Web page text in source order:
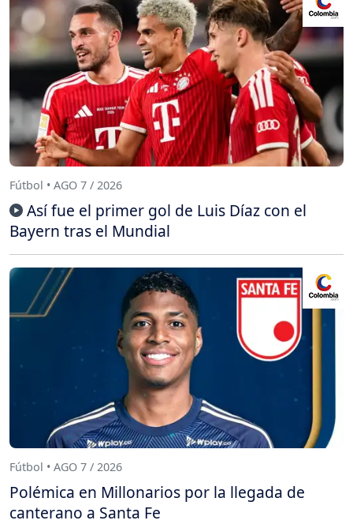
Fútbol • AGO 7 / 2026
Así fue el primer gol de Luis Díaz con el
Bayern tras el Mundial
Fútbol • AGO 7 / 2026
Polémica en Millonarios por la llegada de
canterano a Santa Fe